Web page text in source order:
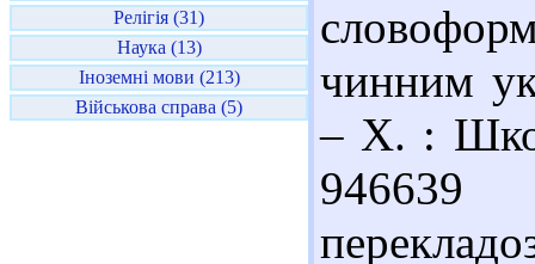
Релігія (31)
Наука (13)
Іноземні мови (213)
Військова справа (5)
чинним
– Х. :